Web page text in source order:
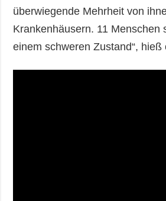
überwiegende Mehrheit von
Krankenhäusern. 11 Menschen
einem schweren Zustand“, hieß